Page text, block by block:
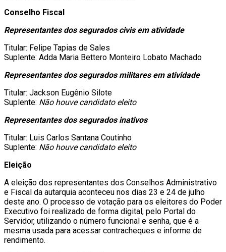
Conselho Fiscal
Representantes dos segurados civis em atividade
Titular: Felipe Tapias de Sales
Suplente: Adda Maria Bettero Monteiro Lobato Machado
Representantes dos segurados militares em atividade
Titular: Jackson Eugênio Silote
Suplente: Não houve candidato eleito
Representantes dos segurados inativos
Titular: Luis Carlos Santana Coutinho
Suplente: Não houve candidato eleito
Eleição
A eleição dos representantes dos Conselhos Administrativo
e Fiscal da autarquia aconteceu nos dias 23 e 24 de julho
deste ano. O processo de votação para os eleitores do Poder
Executivo foi realizado de forma digital, pelo Portal do
Servidor, utilizando o número funcional e senha, que é a
mesma usada para acessar contracheques e informe de
rendimento.